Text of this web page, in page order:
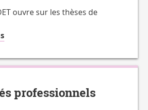
ouvre sur les thèses de
à
de
la
de professionnels